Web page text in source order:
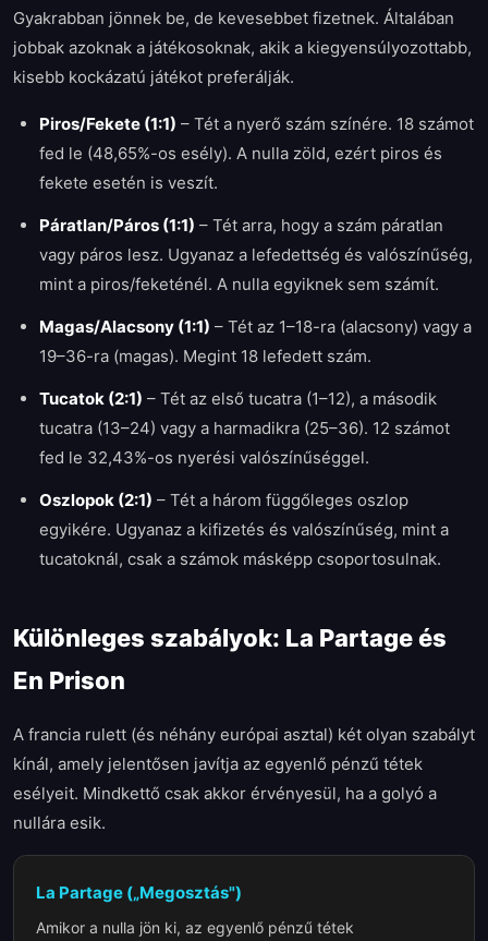
Gyakrabban jönnek be, de kevesebbet fizetnek. Általában
jobbak azoknak a játékosoknak, akik a kiegyensúlyozottabb,
kisebb kockázatú játékot preferálják.
Piros/Fekete (1:1) – Tét a nyerő szám színére. 18 számot
fed le (48,65%-os esély). A nulla zöld, ezért piros és
fekete esetén is veszít.
Páratlan/Páros (1:1) – Tét arra, hogy a szám páratlan
vagy páros lesz. Ugyanaz a lefedettség és valószínűség,
mint a piros/feketénél. A nulla egyiknek sem számít.
Magas/Alacsony (1:1) – Tét az 1–18-ra (alacsony) vagy a
19–36-ra (magas). Megint 18 lefedett szám.
Tucatok (2:1) – Tét az első tucatra (1–12), a második
tucatra (13–24) vagy a harmadikra (25–36). 12 számot
fed le 32,43%-os nyerési valószínűséggel.
Oszlopok (2:1) – Tét a három függőleges oszlop
egyikére. Ugyanaz a kifizetés és valószínűség, mint a
tucatoknál, csak a számok másképp csoportosulnak.
Különleges szabályok: La Partage és
En Prison
A francia rulett (és néhány európai asztal) két olyan szabályt
kínál, amely jelentősen javítja az egyenlő pénzű tétek
esélyeit. Mindkettő csak akkor érvényesül, ha a golyó a
nullára esik.
La Partage („Megosztás")
Amikor a nulla jön ki, az egyenlő pénzű tétek